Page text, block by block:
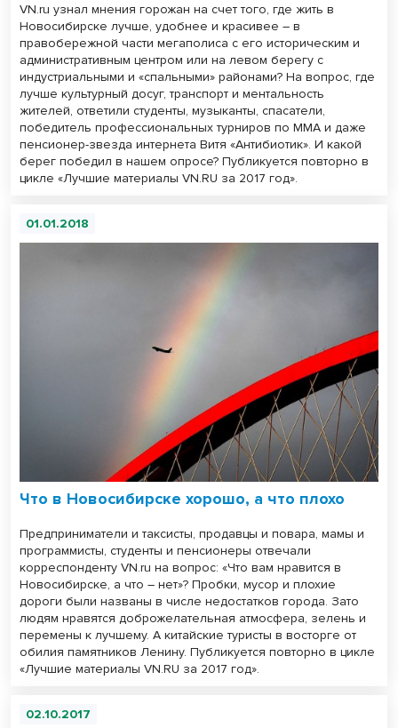
VN.ru узнал мнения горожан на счет того, где жить в
Новосибирске лучше, удобнее и красивее – в
правобережной части мегаполиса с его историческим и
административным центром или на левом берегу с
индустриальными и «спальными» районами? На вопрос, где
лучше культурный досуг, транспорт и ментальность
жителей, ответили студенты, музыканты, спасатели,
победитель профессиональных турниров по ММА и даже
пенсионер-звезда интернета Витя «Антибиотик». И какой
берег победил в нашем опросе? Публикуется повторно в
цикле «Лучшие материалы VN.RU за 2017 год».
01.01.2018
Что в Новосибирске хорошо, а что плохо
Предприниматели и таксисты, продавцы и повара, мамы и
программисты, студенты и пенсионеры отвечали
корреспонденту VN.ru на вопрос: «Что вам нравится в
Новосибирске, а что – нет»? Пробки, мусор и плохие
дороги были названы в числе недостатков города. Зато
людям нравятся доброжелательная атмосфера, зелень и
перемены к лучшему. А китайские туристы в восторге от
обилия памятников Ленину. Публикуется повторно в цикле
«Лучшие материалы VN.RU за 2017 год».
02.10.2017